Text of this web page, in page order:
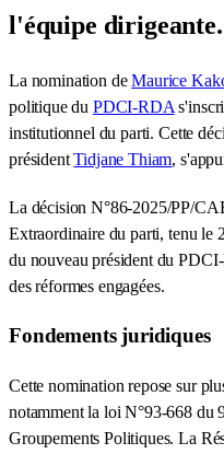
l'équipe dirigeante.
La nomination deMaurice
politique du PDCI-RDA
institutionnel du parti. Cette
présidentTidjane Thiam,
La décision N°86-2025/PP/
Extraordinaire du parti, tenu le
du nouveau président du
des réformes engagées.
Fondements juridiques
Cette nomination repose sur
notamment la loi N°93-668 du
Groupements Politiques. La